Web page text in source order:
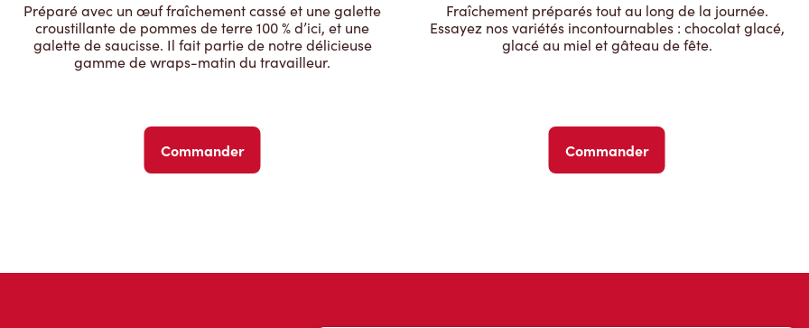
Préparé avec un œuf fraîchement cassé et une galette
croustillante de pommes de terre 100 % d’ici, et une
galette de saucisse. Il fait partie de notre délicieuse
gamme de wraps-matin du travailleur.
Commander
Fraîchement préparés tout au long de la journée.
Essayez nos variétés incontournables : chocolat glacé,
glacé au miel et gâteau de fête.
Commander